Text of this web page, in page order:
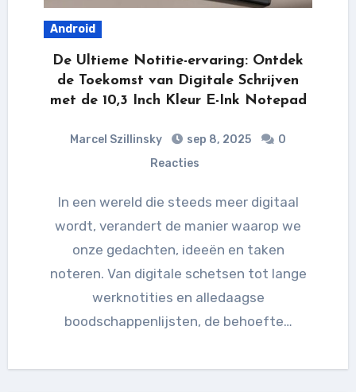
Android
De Ultieme Notitie-ervaring: Ontdek
de Toekomst van Digitale Schrijven
met de 10,3 Inch Kleur E-Ink Notepad
Marcel Szillinsky sep 8, 2025
0
Reacties
In een wereld die steeds meer digitaal
wordt, verandert de manier waarop we
onze gedachten, ideeën en taken
noteren. Van digitale schetsen tot lange
werknotities en alledaagse
boodschappenlijsten, de behoefte…